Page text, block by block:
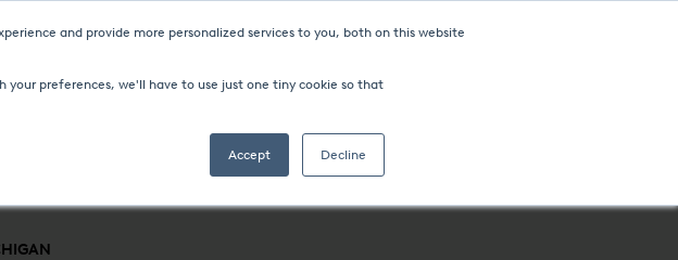
and provide more personalized services to you, both on this website
preferences, we'll have to use just one tiny cookie so that
Accept Decline
KONTAKT